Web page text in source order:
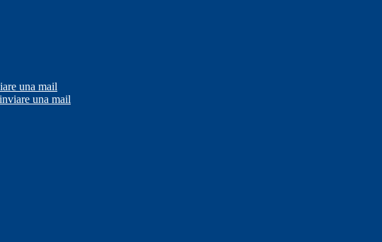
una mail
una mail